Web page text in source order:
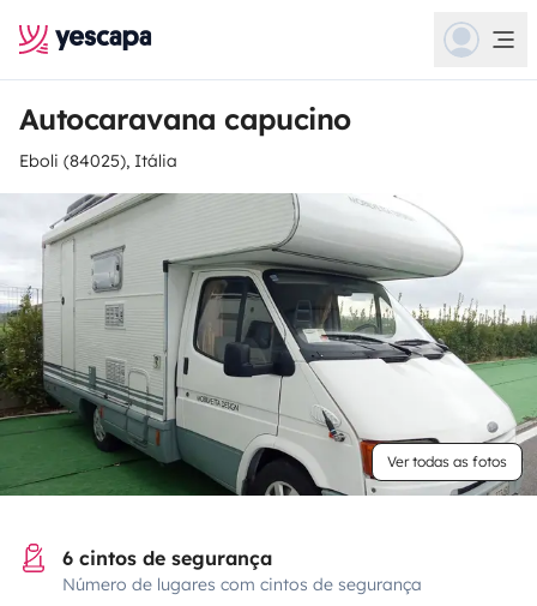
Autocaravana capucino
Eboli (84025), Itália
Ver todas as fotos
6 cintos de segurança
Número de lugares com cintos de segurança